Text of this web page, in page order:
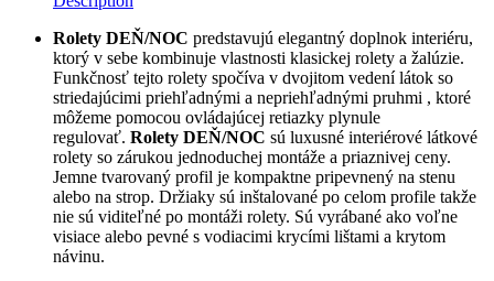
Rolety DEŇ/NOC predstavujú elegantný doplnok interiéru,
ktorý v sebe kombinuje vlastnosti klasickej rolety a žalúzie.
Funkčnosť tejto rolety spočíva v dvojitom vedení látok so
striedajúcimi priehľadnými a nepriehľadnými pruhmi , ktoré
môžeme pomocou ovládajúcej retiazky plynule
regulovať. Rolety DEŇ/NOC sú luxusné interiérové látkové
rolety so zárukou jednoduchej montáže a priaznivej ceny.
Jemne tvarovaný profil je kompaktne pripevnený na stenu
alebo na strop. Držiaky sú inštalované po celom profile takže
nie sú viditeľné po montáži rolety. Sú vyrábané ako voľne
visiace alebo pevné s vodiacimi krycími lištami a krytom
návinu.